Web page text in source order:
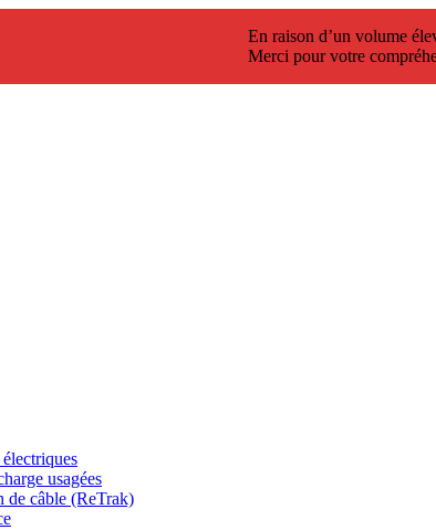
En raison d’un volume
Merci pour votre
usagées
de câble (ReTrak)